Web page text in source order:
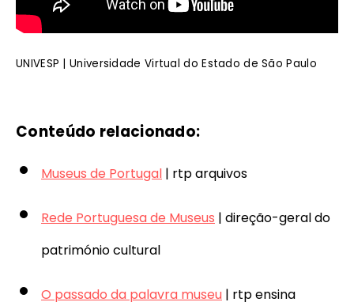
UNIVESP | Universidade Virtual do Estado de São Paulo
Conteúdo relacionado:
Museus de Portugal | rtp arquivos
Rede Portuguesa de Museus | direção-geral do
património cultural
O passado da palavra museu | rtp ensina